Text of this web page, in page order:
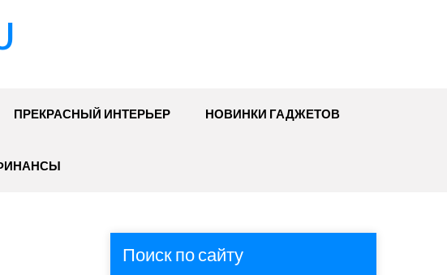
ПРЕКРАСНЫЙ ИНТЕРЬЕР НОВИНКИ ГАДЖЕТОВ
Поиск по сайту